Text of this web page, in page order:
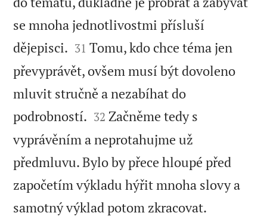
se mnoha jednotlivostmi přísluší
dějepisci. 

31 Tomu, kdo chce téma jen
převyprávět, ovšem musí být dovoleno
mluvit stručně a nezabíhat do
podrobností. 

32 Začněme tedy s
vyprávěním a neprotahujme už
předmluvu. Bylo by přece hloupé před
započetím výkladu hýřit mnoha slovy a
samotný výklad potom zkracovat.